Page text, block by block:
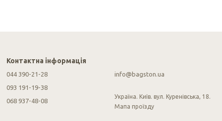
Контактна інформація
044 390-21-28
093 191-19-38
068 937-48-08
info@bagston.ua
Україна. Київ. вул. Куренівська, 18.
Мапа проїзду